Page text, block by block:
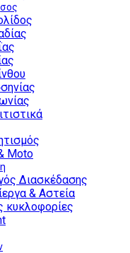
Moto
Διασκέδασης
& Αστεία
κυκλοφορίες